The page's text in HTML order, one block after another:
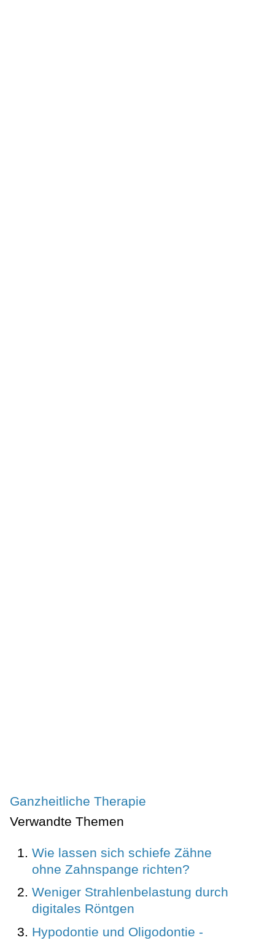
Ganzheitliche Therapie
Verwandte Themen
Wie lassen sich schiefe Zähne
ohne Zahnspange richten?
Weniger Strahlenbelastung durch
digitales Röntgen
Hypodontie und Oligodontie -